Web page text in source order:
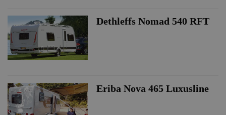
Dethleffs Nomad 540 RFT
Eriba Nova 465 Luxusline